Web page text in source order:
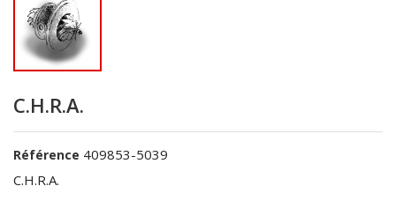
C.H.R.A.
Référence 409853-5039
C.H.R.A.